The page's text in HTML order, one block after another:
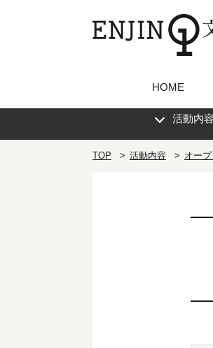
HOME
活動内容
TOP 活動内容 オー